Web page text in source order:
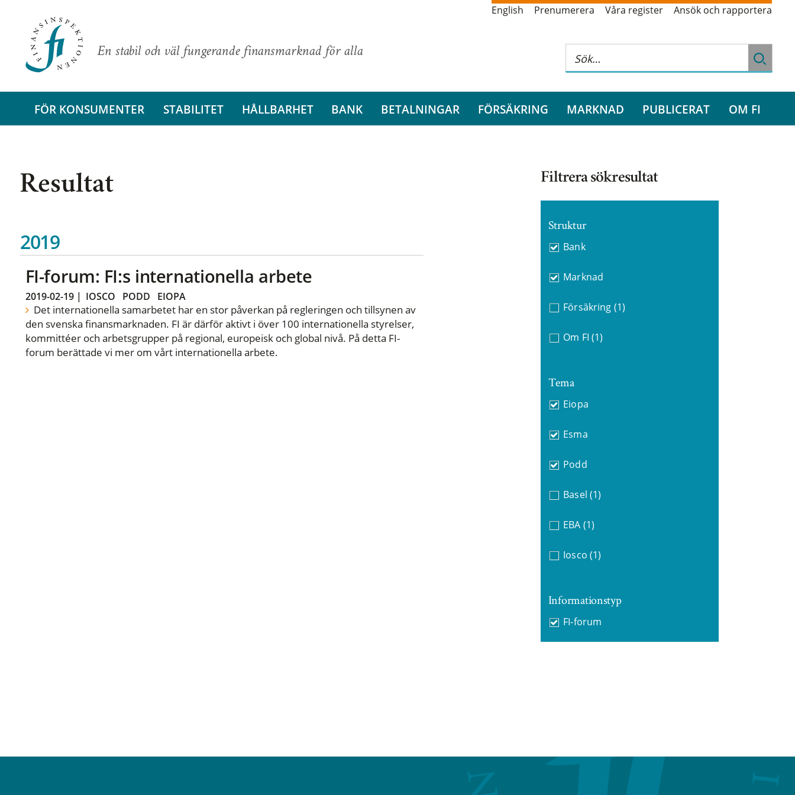
En stabil och väl fungerande finansmarknad för alla
English Prenumerera Våra register Ansök och rapportera
FÖR KONSUMENTER STABILITET HÅLLBARHET BANK BETALNINGAR FÖRSÄKRING MARKNAD PUBLICERAT OM FI
Resultat
2019
FI-forum: FI:s internationella arbete
2019-02-19| IOSCO PODD EIOPA
Det internationella samarbetet har en stor påverkan på regleringen och tillsynen av
den svenska finansmarknaden. FI är därför aktivt i över 100 internationella styrelser,
kommittéer och arbetsgrupper på regional, europeisk och global nivå. På detta FI-
forum berättade vi mer om vårt internationella arbete.
Filtrera sökresultat
Struktur
Bank
Marknad
Försäkring (1)
Om FI (1)
Tema
Eiopa
Esma
Podd
Basel (1)
EBA (1)
Iosco (1)
Informationstyp
FI-forum